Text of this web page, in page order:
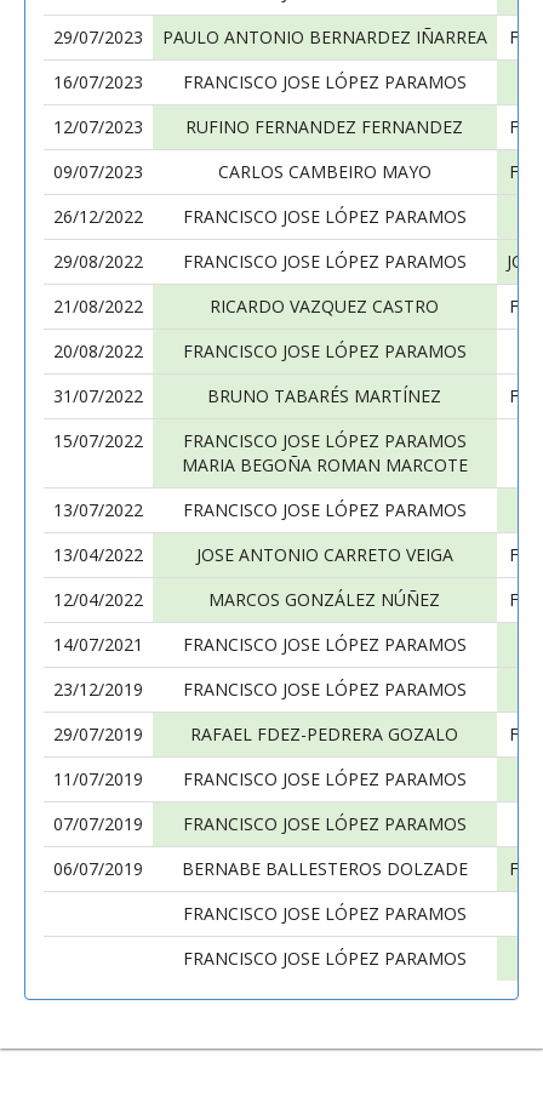
29/07/2023
PAULO ANTONIO BERNARDEZ IÑARREA
16/07/2023
FRANCISCO JOSE LÓPEZ PARAMOS
12/07/2023
RUFINO FERNANDEZ FERNANDEZ
09/07/2023
CARLOS CAMBEIRO MAYO
26/12/2022
FRANCISCO JOSE LÓPEZ PARAMOS
29/08/2022
FRANCISCO JOSE LÓPEZ PARAMOS
21/08/2022
RICARDO VAZQUEZ CASTRO
20/08/2022
FRANCISCO JOSE LÓPEZ PARAMOS
31/07/2022
BRUNO TABARÉS MARTÍNEZ
15/07/2022
FRANCISCO JOSE LÓPEZ PARAMOS
MARIA BEGOÑA ROMAN MARCOTE
13/07/2022
FRANCISCO JOSE LÓPEZ PARAMOS
13/04/2022
JOSE ANTONIO CARRETO VEIGA
12/04/2022
MARCOS GONZÁLEZ NÚÑEZ
14/07/2021
FRANCISCO JOSE LÓPEZ PARAMOS
23/12/2019
FRANCISCO JOSE LÓPEZ PARAMOS
29/07/2019
RAFAEL FDEZ-PEDRERA GOZALO
11/07/2019
FRANCISCO JOSE LÓPEZ PARAMOS
07/07/2019
FRANCISCO JOSE LÓPEZ PARAMOS
06/07/2019
BERNABE BALLESTEROS DOLZADE
FRANCISCO JOSE LÓPEZ PARAMOS
FRANCISCO JOSE LÓPEZ PARAMOS